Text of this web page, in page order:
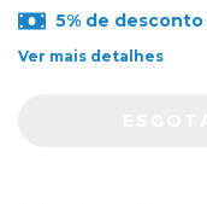
5% de desconto
Ver mais detalhes